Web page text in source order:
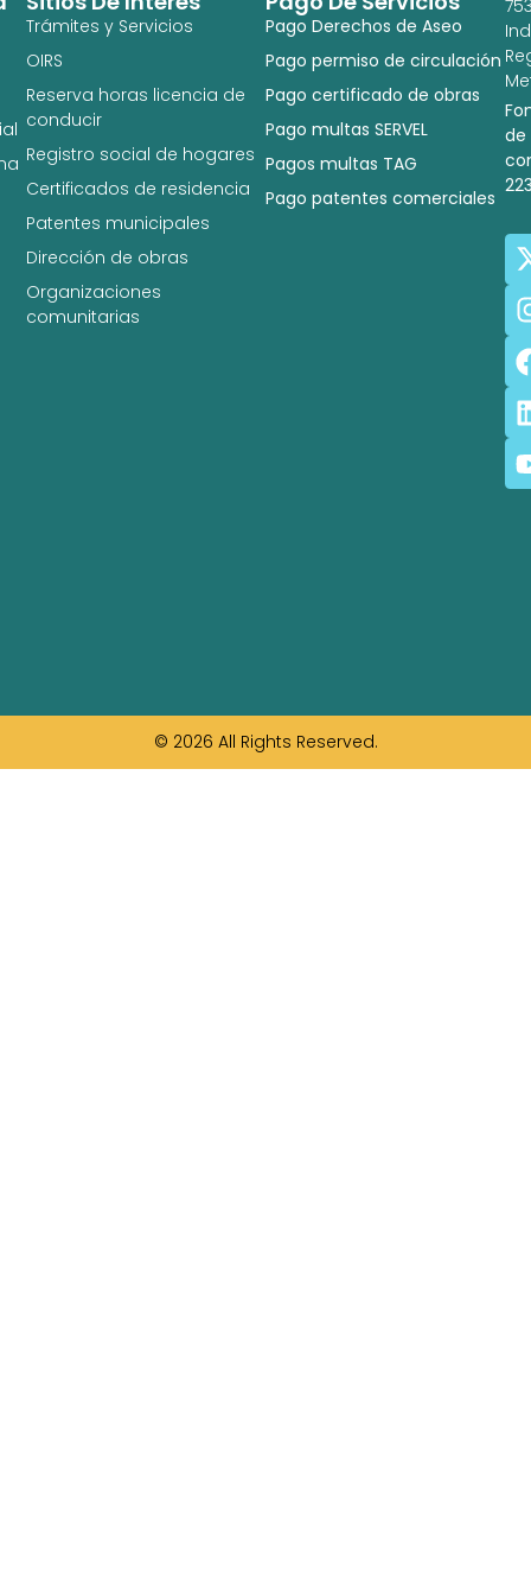
Pago Derechos de Aseo
Pago permiso de circulación
Pago certificado de obras
Pago multas SERVEL
Pagos multas TAG
Pago patentes comerciales
Trámites y Servicios
OIRS
Reserva horas licencia de
conducir
Registro social de hogares
Certificados de residencia
Patentes municipales
Dirección de obras
Organizaciones
comunitarias
de
© 2026 All Rights Reserved.